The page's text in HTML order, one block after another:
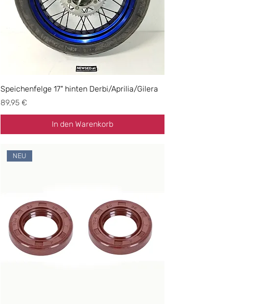
Speichenfelge 17" hinten Derbi/Aprilia/Gilera
Preis
89,95 €
In den Warenkorb
NEU